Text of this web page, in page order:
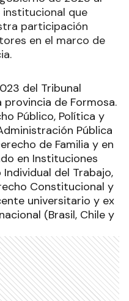
institucional que
participación
en el marco de
del Tribunal
de Formosa.
Público, Política y
Pública
de Familia y en
en Instituciones
del Trabajo,
Constitucional y
universitario y ex
(Brasil, Chile y